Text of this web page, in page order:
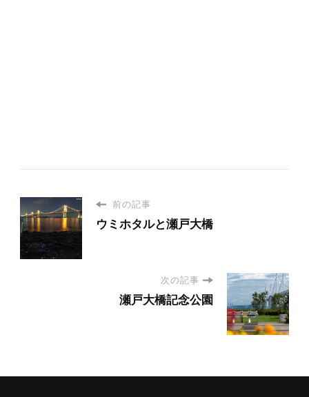
前の記事
ウミホタルと瀬戸大橋
次の記事
瀬戸大橋記念公園